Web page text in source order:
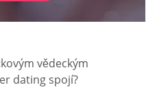
vědeckým
dating spojí?